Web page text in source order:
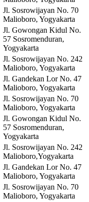
Jl. Sosrowijayan No. 70
Malioboro, Yogyakarta
Jl. Gowongan Kidul No.
57 Sosromenduran,
Yogyakarta
Jl. Sosrowijayan No. 242
Malioboro, Yogyakarta
Jl. Gandekan Lor No. 47
Malioboro, Yogyakarta
Jl. Sosrowijayan No. 70
Malioboro, Yogyakarta
Jl. Gowongan Kidul No.
57 Sosromenduran,
Yogyakarta
Jl. Sosrowijayan No. 242
Malioboro,Yogyakarta
Jl. Gandekan Lor No. 47
Malioboro, Yogyakarta
Jl. Sosrowijayan No. 70
Malioboro, Yogyakarta